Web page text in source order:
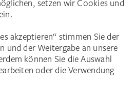
Städel Stories
Newsletter